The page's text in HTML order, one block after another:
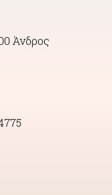
Άνδρος